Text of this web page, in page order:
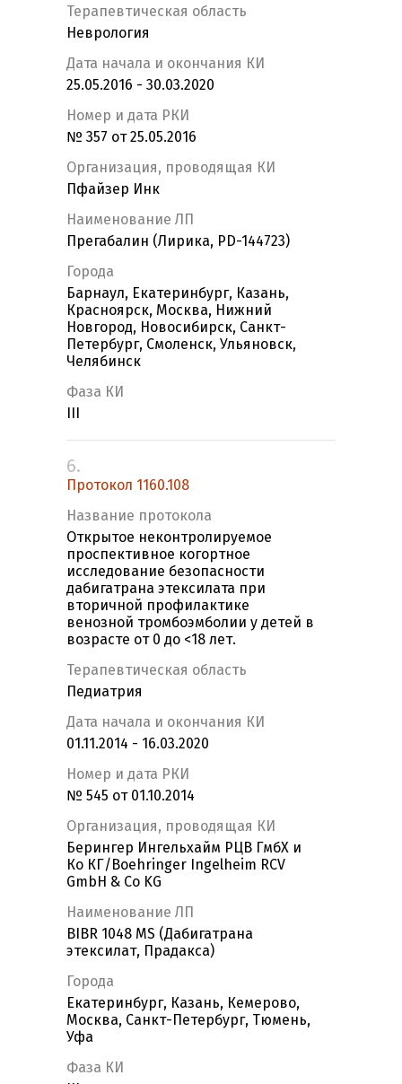
Терапевтическая область
Неврология
Дата начала и окончания КИ
25.05.2016 - 30.03.2020
Номер и дата РКИ
№ 357 от 25.05.2016
Организация, проводящая КИ
Пфайзер Инк
Наименование ЛП
Прегабалин (Лирика, PD-144723)
Города
Барнаул, Екатеринбург, Казань,
Красноярск, Москва, Нижний
Новгород, Новосибирск, Санкт-
Петербург, Смоленск, Ульяновск,
Челябинск
Фаза КИ
6.
Протокол 1160.108
Название протокола
Открытое неконтролируемое
проспективное когортное
исследование безопасности
дабигатрана этексилата при
вторичной профилактике
венозной тромбоэмболии у детей в
возрасте от 0 до <18 лет.
Терапевтическая область
Педиатрия
Дата начала и окончания КИ
01.11.2014 - 16.03.2020
Номер и дата РКИ
№ 545 от 01.10.2014
Организация, проводящая КИ
Берингер Ингельхайм РЦВ ГмбХ и
Ко КГ/Boehringer Ingelheim RCV
GmbH & Co KG
Наименование ЛП
BIBR 1048 MS (Дабигатрана
этексилат, Прадакса)
Города
Екатеринбург, Казань, Кемерово,
Москва, Санкт-Петербург, Тюмень,
Уфа
Фаза КИ